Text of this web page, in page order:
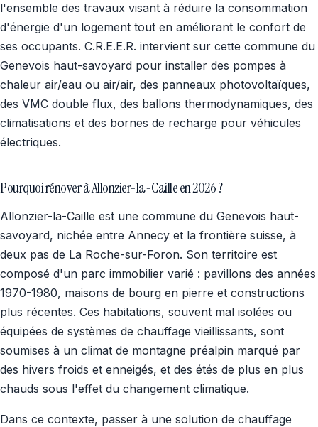
l'ensemble des travaux visant à réduire la consommation
d'énergie d'un logement tout en améliorant le confort de
ses occupants. C.R.E.E.R. intervient sur cette commune du
Genevois haut-savoyard pour installer des pompes à
chaleur air/eau ou air/air, des panneaux photovoltaïques,
des VMC double flux, des ballons thermodynamiques, des
climatisations et des bornes de recharge pour véhicules
électriques.
Pourquoi rénover à Allonzier-la-Caille en 2026 ?
Allonzier-la-Caille est une commune du Genevois haut-
savoyard, nichée entre Annecy et la frontière suisse, à
deux pas de La Roche-sur-Foron. Son territoire est
composé d'un parc immobilier varié : pavillons des années
1970-1980, maisons de bourg en pierre et constructions
plus récentes. Ces habitations, souvent mal isolées ou
équipées de systèmes de chauffage vieillissants, sont
soumises à un climat de montagne préalpin marqué par
des hivers froids et enneigés, et des étés de plus en plus
chauds sous l'effet du changement climatique.
Dans ce contexte, passer à une solution de chauffage